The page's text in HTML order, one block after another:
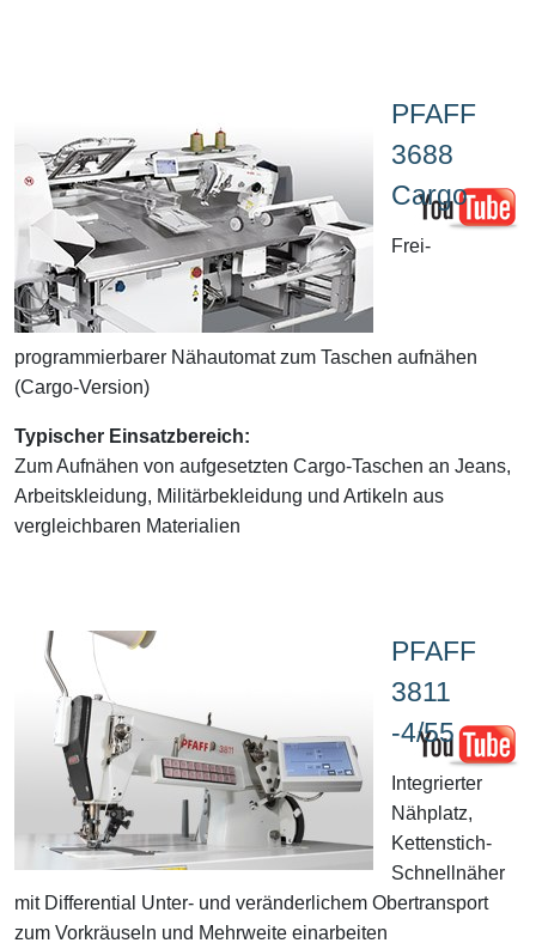
PFAFF
3688
Cargo
Frei-
programmierbarer Nähautomat zum Taschen aufnähen
(Cargo-Version)
Typischer Einsatzbereich:
Zum Aufnähen von aufgesetzten Cargo-Taschen an Jeans,
Arbeitskleidung, Militärbekleidung und Artikeln aus
vergleichbaren Materialien
PFAFF
3811
-4/55
Integrierter
Nähplatz,
Kettenstich-
Schnellnäher
mit Differential Unter- und veränderlichem Obertransport
zum Vorkräuseln und Mehrweite einarbeiten